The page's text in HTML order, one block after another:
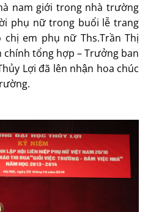
nam giới trong nhà trường
phụ nữ trong buổi lễ trang
em phụ nữ Ths.Trần Thị
chính tổng hợp – Trưởng ban
Lợi đã lên nhận hoa chúc